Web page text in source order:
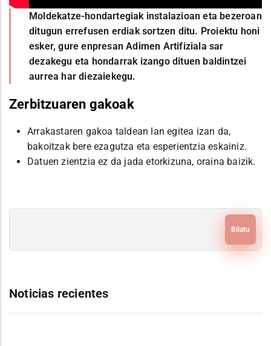
Moldekatze-hondartegiak instalazioan eta bezeroan
ditugun errefusen erdiak sortzen ditu. Proiektu honi
esker, gure enpresan Adimen Artifiziala sar
dezakegu eta hondarrak izango dituen baldintzei
aurrea har diezaiekegu.
Zerbitzuaren gakoak
Arrakastaren gakoa taldean lan egitea izan da,
bakoitzak bere ezagutza eta esperientzia eskainiz.
Datuen zientzia ez da jada etorkizuna, oraina baizik.
Noticias recientes